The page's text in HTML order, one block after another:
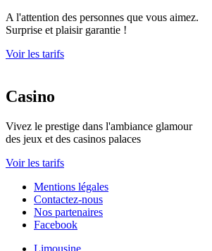
A l'attention des personnes que vous aimez.
Surprise et plaisir garantie !
Voir les tarifs
Casino
Vivez le prestige dans l'ambiance glamour
des jeux et des casinos palaces
Voir les tarifs
Mentions légales
Contactez-nous
Nos partenaires
Facebook
Limousine